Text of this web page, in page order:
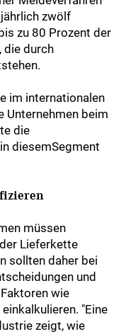
zwölf
zu 80 Prozent der
die durch
im internationalen
Unternehmen beim
die
diesemSegment
müssen
Lieferkette
sollten daher bei
und
wie
"Eine
zeigt, wie